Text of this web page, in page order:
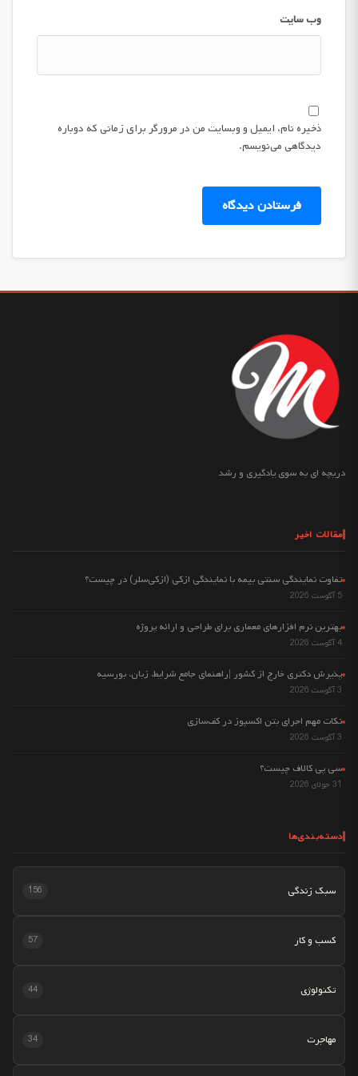
وب‌ سایت
ذخیره نام، ایمیل و وبسایت من در مرورگر برای زمانی که دوباره
دیدگاهی می‌نویسم.
دریچه ای به سوی یادگیری و رشد
مقالات اخیر
تفاوت نمایندگی سنتی بیمه با نمایندگی ازکی (ازکی‌سلر) در چیست؟
5 آگوست 2026
بهترین نرم افزارهای معماری برای طراحی و ارائه پروژه
4 آگوست 2026
پذیرش دکتری خارج از کشور |راهنمای جامع شرایط، زبان، بورسیه
3 آگوست 2026
نکات مهم اجرای بتن اکسپوز در کف‌سازی
3 آگوست 2026
سی پی کالاف چیست؟
31 جولای 2026
دسته‌بندی‌ها
سبک زندگی 156
کسب و کار 57
تکنولوژی 44
مهاجرت 34